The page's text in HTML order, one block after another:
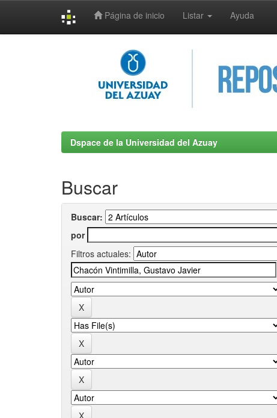
Página de inicio Listar Ayuda
Dspace de la Universidad del Azuay
Buscar
Buscar:
por
Filtros actuales: